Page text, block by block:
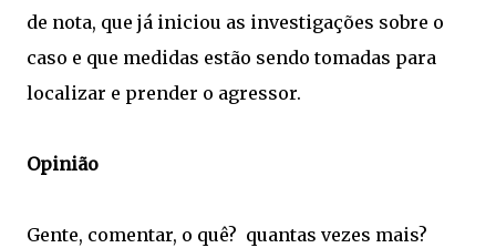
de nota, que já iniciou as investigações sobre o
caso e que medidas estão sendo tomadas para
localizar e prender o agressor.
Opinião
Gente, comentar, o quê? quantas vezes mais?